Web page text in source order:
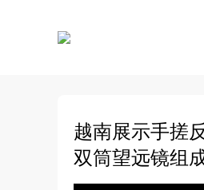
越南展示手搓
双筒望远镜组